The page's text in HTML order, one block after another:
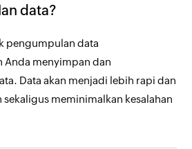
data?
pengumpulan data
Anda menyimpan dan
Data akan menjadi lebih rapi dan
meminimalkan kesalahan